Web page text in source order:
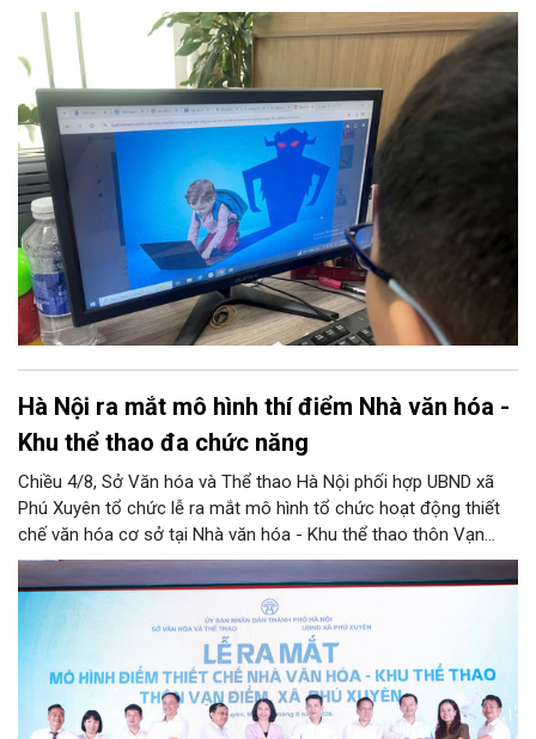
phố đề ra các chỉ tiêu lớn như phổ cập giải pháp an ninh mạng
tại các trường học, ngăn chặn thông tin độc hại từ đường
truyền Internet và hỗ trợ 100% trẻ em bị xâm hại. 11 nhóm
nhiệm vụ trọng tâm được giao cho các sở, ngành thực hiện
đồng bộ, từ hoàn thiện pháp lý, phát triển công nghệ AI, hạ tầng
IPv6 đến truyền thông và hỗ trợ sức khỏe tâm thần. Bên cạnh
đó, chương trình siết chặt trách nhiệm của doanh nghiệp công
nghệ, viễn thông và đơn vị cung cấp trò chơi điện tử trong việc
gỡ bỏ nội dung độc hại và bảo vệ thông tin riêng tư của trẻ.
Hà Nội ra mắt mô hình thí điểm Nhà văn hóa -
Khu thể thao đa chức năng
Chiều 4/8, Sở Văn hóa và Thể thao Hà Nội phối hợp UBND xã
Phú Xuyên tổ chức lễ ra mắt mô hình tổ chức hoạt động thiết
chế văn hóa cơ sở tại Nhà văn hóa - Khu thể thao thôn Vạn
Điểm, xã Phú Xuyên.